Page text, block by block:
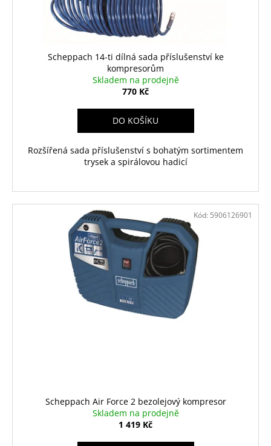
Scheppach 14-ti dílná sada příslušenství ke
kompresorům
Skladem na prodejně
770 Kč
DO KOŠÍKU
Rozšířená sada příslušenství s bohatým sortimentem
trysek a spirálovou hadicí
Scheppach Air Force 2 bezolejový kompresor
Skladem na prodejně
1 419 Kč
Kód: 5906126901